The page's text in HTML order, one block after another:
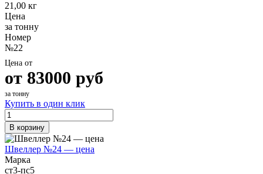
21,00 кг
Цена
за тонну
Номер
№22
Цена от
от 83000 руб
за тонну
Купить в один клик
В корзину
Швеллер №24 — цена
Марка
ст3-пс5